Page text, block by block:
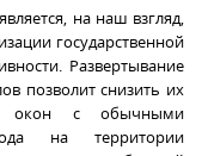
на наш взгляд,
государственной
Развертывание
позволит снизить их
окон с обычными
на территории